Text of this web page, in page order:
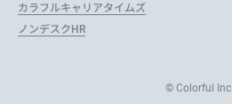
カラフルキャリアタイムズ
ノンデスクHR
© Colorful Inc.